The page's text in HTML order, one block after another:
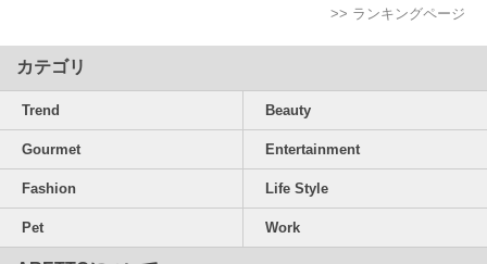
>> ランキングページ
カテゴリ
Trend Beauty
Gourmet Entertainment
Fashion Life Style
Pet Work